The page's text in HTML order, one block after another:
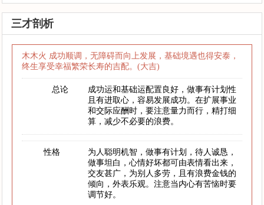
三才剖析
木木火 成功顺调，无障碍而向上发展，基础境遇也得安泰，
终生享受幸福繁荣长寿的吉配。(大吉)
总论
成功运和基础运配置良好，做事有计划性
且有进取心，容易发展成功。在扩展事业
和交际应酬时，要注意量力而行，精打细
算，减少不必要的浪费。
性格
为人聪明机智，做事有计划，待人诚恳，
做事坦白，心情好坏都可由表情看出来，
交友甚广，为别人多劳，且有浪费金钱的
倾向，外表乐观。注意当内心有苦恼时要
调节好。